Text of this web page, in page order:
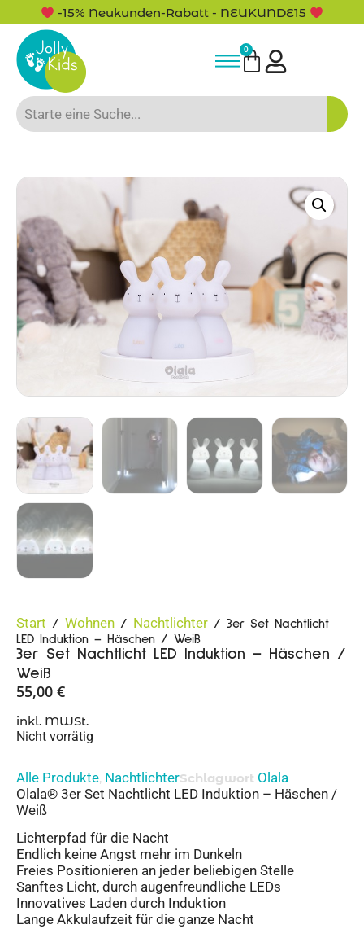
-15% Neukunden-Rabatt - NEUKUNDE15
0
Start / Wohnen / Nachtlichter / 3er Set Nachtlicht
LED Induktion – Häschen / Weiß
3er Set Nachtlicht LED Induktion – Häschen /
Weiß
55,00 €
inkl. MWSt.
Nicht vorrätig
Alle Produkte, NachtlichterSchlagwort Olala
Olala® 3er Set Nachtlicht LED Induktion – Häschen /
Weiß
Lichterpfad für die Nacht
Endlich keine Angst mehr im Dunkeln
Freies Positionieren an jeder beliebigen Stelle
Sanftes Licht, durch augenfreundliche LEDs
Innovatives Laden durch Induktion
Lange Akkulaufzeit für die ganze Nacht